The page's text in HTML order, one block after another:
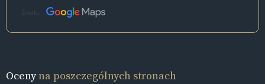
Źródło:
Ocenyna poszczególnych stronach